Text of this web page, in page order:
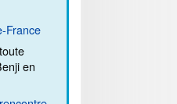
France
en